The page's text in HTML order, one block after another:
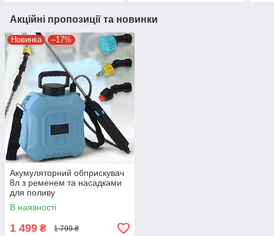
Акційні пропозиції та новинки
Новинка –17%
Акумуляторний обприскувач
8л з ременем та насадками
для поливу
В наявності
1 499 ₴ 1 799 ₴